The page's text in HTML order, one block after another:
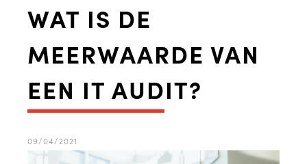
WAT IS DE
MEERWAARDE VAN
EEN IT AUDIT?
09/04/2021